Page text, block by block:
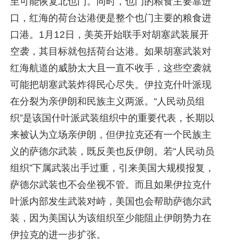
口，红海的荷台达港便是整个也门主要的粮食进
口港。1月12日，美英开始联手对胡塞武装展开
空袭，其目标就包括荷台达港。如果胡塞武装对
红海航道的威胁太大且一直不收手，这些空袭就
可能把胡塞武装炸得民心尽失。伊拉克什叶派现
在分裂为亲伊朗和民族主义两派。“人民动员组
织”是该国什叶派武装组织中的重要代表，长期以
来被认为立场亲伊朗，但伊拉克还有一个民族主
义的萨德尔武装，既反美也反伊朗。若“人民动员
组织”下属武装出手过重，引来美国大规模报复，
萨德尔武装也不会坐视不管。而且如果伊拉克什
叶派内部发生武装对峙，美国也会帮助萨德尔武
装，因为美国认为该组织至少能阻止伊朗势力在
伊拉克的进一步扩张。